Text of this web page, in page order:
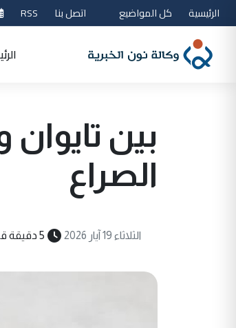
الرئيسية كل المواضيع اتصل بنا RSS
بين
الصراع
الثلاثاء 19 آيار 2026 5 دقيقة قراءة